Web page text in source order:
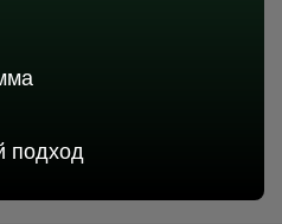
подход